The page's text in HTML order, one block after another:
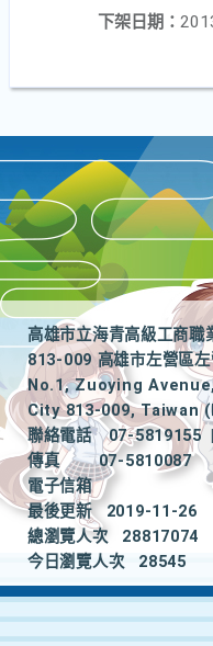
下架日期：
高雄市立海青高級工商職
813-009 高雄市左營區
No.1, Zuoying
City 813-009, Taiwan
聯絡電話
07-5819155
傳真
07-5810087
電子信箱
最後更新
2019-11-26
總瀏覽人次
28817074
今日瀏覽人次
28545